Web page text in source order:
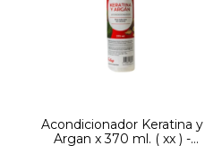
Acondicionador Keratina y
Argan x 370 ml. ( xx ) -